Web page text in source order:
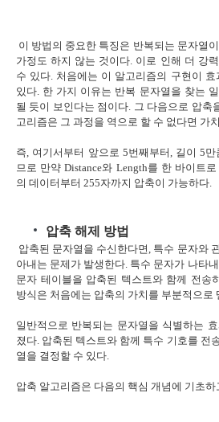
이 방법의 중요한 특징은 반복되는 문자열
가정도 하지 않는 것이다. 이로 인해 더 강
수 있다. 처음에는 이 알고리즘의 구현이
있다. 한 가지 이유는 반복 문자열을 찾는
될 듯이 보인다는 점이다. 그 다음으로 압축
고리즘은 그 과정을 역으로 할 수 없다면 가
즉, 여기서부터 앞으로 5번째부터, 길이 5
므로 만약 Distance와 Length를 한 바이트
의 데이터부터 255자까지 압축이 가능하다.
압축 해제 방법
압축된 문자열을 수신한다면, 특수 문자와
아내는 문제가 발생한다. 특수 문자가 나타
문자 테이블을 압축된 텍스트와 함께 전송
방식은 처음에는 압축의 가치를 부분적으로
일반적으로 반복되는 문자열을 식별하는
졌다. 압축된 텍스트와 함께 특수 기호를 전
열을 결정할 수 있다.
압축 알고리즘은 다음의 핵심 개념에 기초하